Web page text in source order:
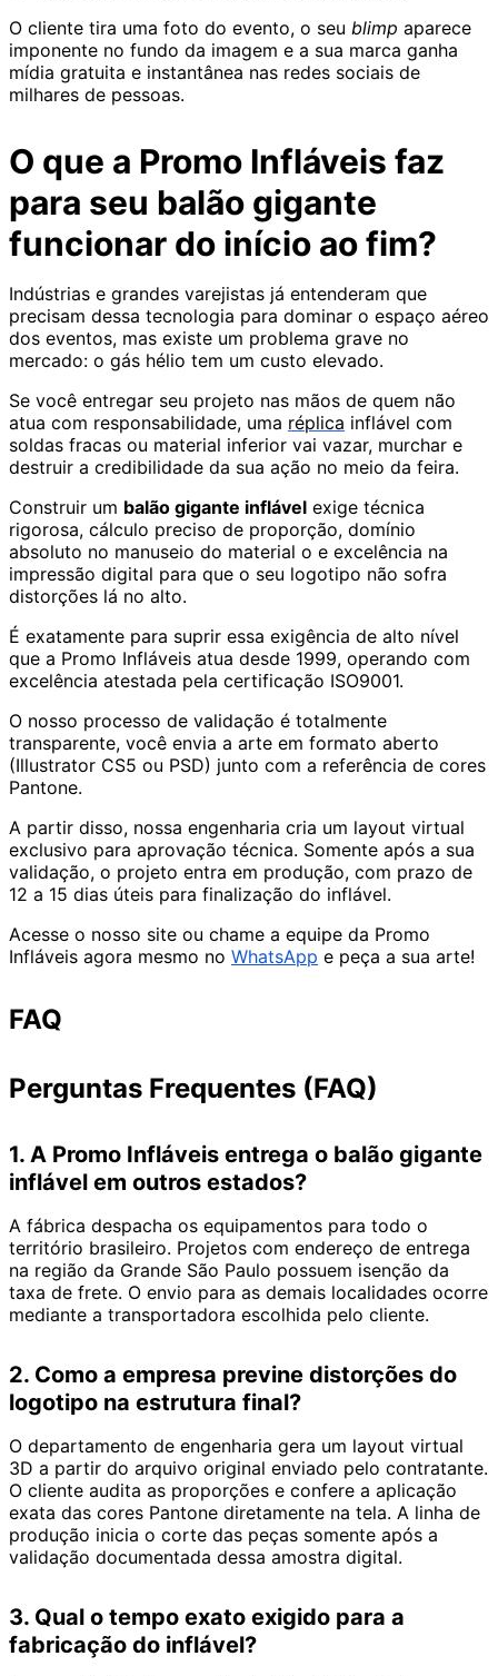
O cliente tira uma foto do evento, o seu blimp aparece
imponente no fundo da imagem e a sua marca ganha
mídia gratuita e instantânea nas redes sociais de
milhares de pessoas.
O que a Promo Infláveis faz
para seu balão gigante
funcionar do início ao fim?
Indústrias e grandes varejistas já entenderam que
precisam dessa tecnologia para dominar o espaço aéreo
dos eventos, mas existe um problema grave no
mercado: o gás hélio tem um custo elevado.
Se você entregar seu projeto nas mãos de quem não
atua com responsabilidade, uma réplica inflável com
soldas fracas ou material inferior vai vazar, murchar e
destruir a credibilidade da sua ação no meio da feira.
Construir um balão gigante inflável exige técnica
rigorosa, cálculo preciso de proporção, domínio
absoluto no manuseio do material o e excelência na
impressão digital para que o seu logotipo não sofra
distorções lá no alto.
É exatamente para suprir essa exigência de alto nível
que a Promo Infláveis atua desde 1999, operando com
excelência atestada pela certificação ISO9001.
O nosso processo de validação é totalmente
transparente, você envia a arte em formato aberto
(Illustrator CS5 ou PSD) junto com a referência de cores
Pantone.
A partir disso, nossa engenharia cria um layout virtual
exclusivo para aprovação técnica. Somente após a sua
validação, o projeto entra em produção, com prazo de
12 a 15 dias úteis para finalização do inflável.
Acesse o nosso site ou chame a equipe da Promo
Infláveis agora mesmo no WhatsApp e peça a sua arte!
FAQ
Perguntas Frequentes (FAQ)
1. A Promo Infláveis entrega o balão gigante
inflável em outros estados?
A fábrica despacha os equipamentos para todo o
território brasileiro. Projetos com endereço de entrega
na região da Grande São Paulo possuem isenção da
taxa de frete. O envio para as demais localidades ocorre
mediante a transportadora escolhida pelo cliente.
2. Como a empresa previne distorções do
logotipo na estrutura final?
O departamento de engenharia gera um layout virtual
3D a partir do arquivo original enviado pelo contratante.
O cliente audita as proporções e confere a aplicação
exata das cores Pantone diretamente na tela. A linha de
produção inicia o corte das peças somente após a
validação documentada dessa amostra digital.
3. Qual o tempo exato exigido para a
fabricação do inflável?